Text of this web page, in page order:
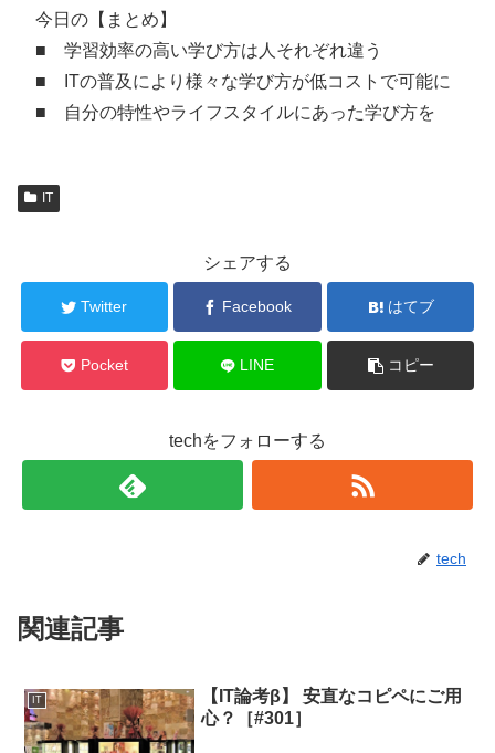
今日の【まとめ】
■ 学習効率の高い学び方は人それぞれ違う
■ ITの普及により様々な学び方が低コストで可能に
■ 自分の特性やライフスタイルにあった学び方を
IT
シェアする
Twitter Facebook はてブ
Pocket LINE コピー
techをフォローする
tech
関連記事
IT
【IT論考β】 安直なコピペにご用
心？［#301］